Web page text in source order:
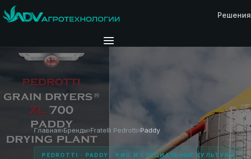
Решения
Главная›Бренды›Fratelli Pedrotti›Paddy
PEDROTTI · PADDY · РИС И СПЕЦИАЛЬНЫЕ КУЛЬТУРЫ